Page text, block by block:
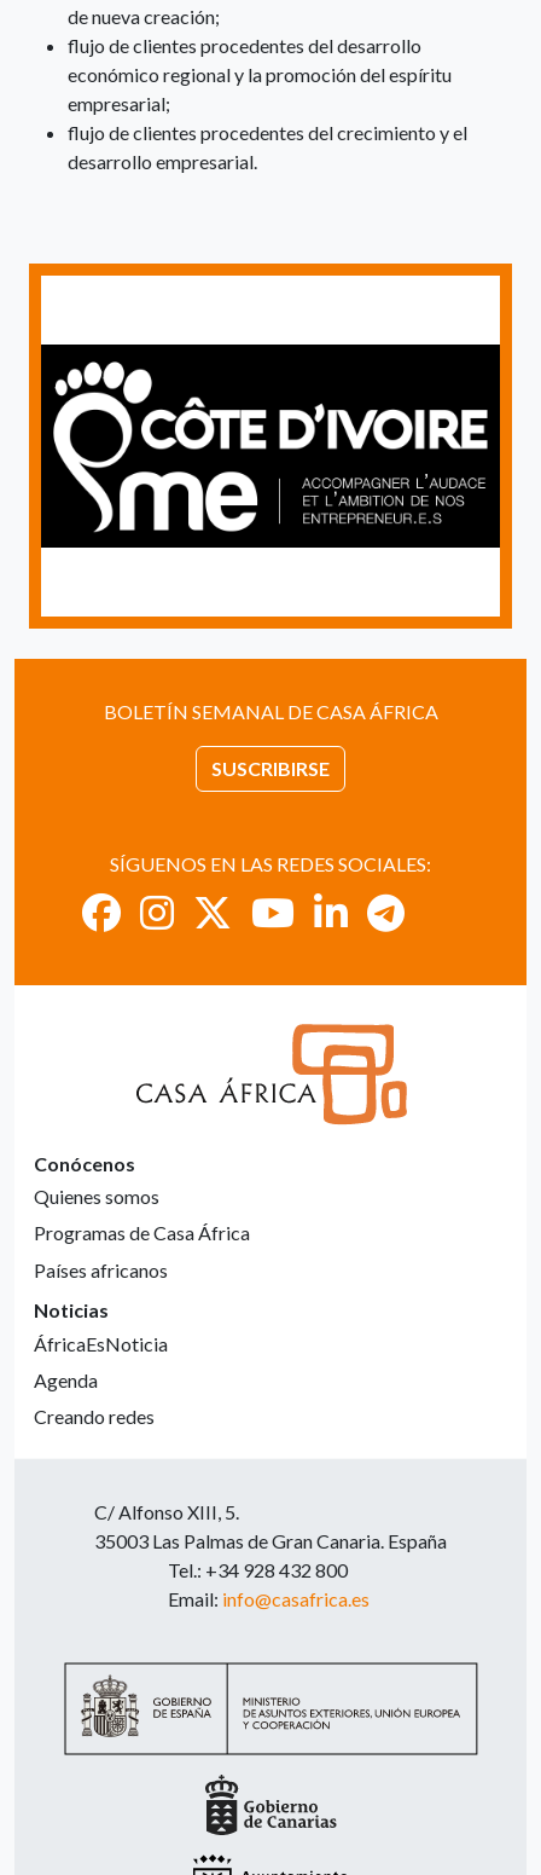
de nueva creación;
flujo de clientes procedentes del desarrollo
económico regional y la promoción del espíritu
empresarial;
flujo de clientes procedentes del crecimiento y el
desarrollo empresarial.
BOLETÍN SEMANAL DE CASA ÁFRICA
SUSCRIBIRSE
SÍGUENOS EN LAS REDES SOCIALES:
Conócenos
Quienes somos
Programas de Casa África
Países africanos
Noticias
ÁfricaEsNoticia
Agenda
Creando redes
C/ Alfonso XIII, 5.
35003 Las Palmas de Gran Canaria. España
Tel.: +34 928 432 800
Email: info@casafrica.es